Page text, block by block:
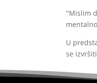
"Mislim
U
se